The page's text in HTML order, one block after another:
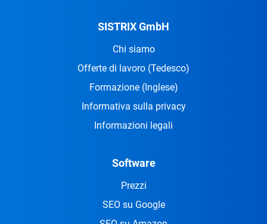
SISTRIX GmbH
Chi siamo
Offerte di lavoro (Tedesco)
Formazione (Inglese)
Informativa sulla privacy
Informazioni legali
Software
Prezzi
SEO su Google